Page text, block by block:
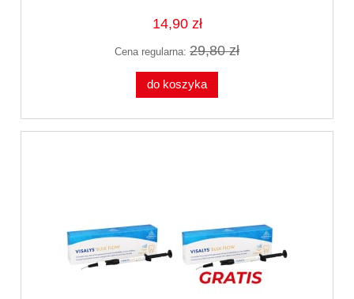
14,90 zł
Cena regularna: 29,80 zł
do koszyka